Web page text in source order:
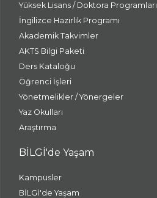
Yüksek Lisans / Doktora Programları
İngilizce Hazırlık Programı
Akademik Takvimler
AKTS Bilgi Paketi
Ders Kataloğu
Öğrenci İşleri
Yönetmelikler / Yönergeler
Yaz Okulları
Araştırma
BİLGİ'de Yaşam
Kampüsler
BİLGİ'de Yaşam